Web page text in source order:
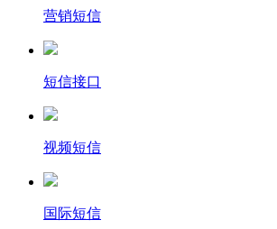
营销短信
短信接口
视频短信
国际短信